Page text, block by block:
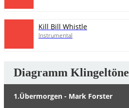
Kill Bill Whistle
Instrumental
Diagramm Klingeltöne
1.Übermorgen - Mark Forster